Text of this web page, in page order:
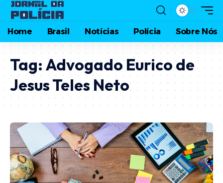
Home Brasil Notícias Polícia Sobre Nós
Tag: Advogado Eurico de
Jesus Teles Neto